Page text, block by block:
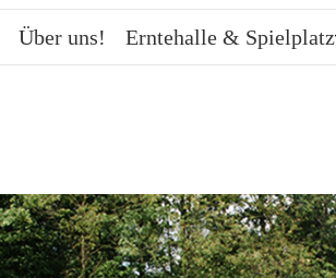
Über uns! Erntehalle & Spielplatz